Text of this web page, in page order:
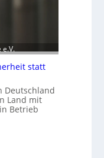
e.V.
statt
Deutschland
Land mit
Betrieb